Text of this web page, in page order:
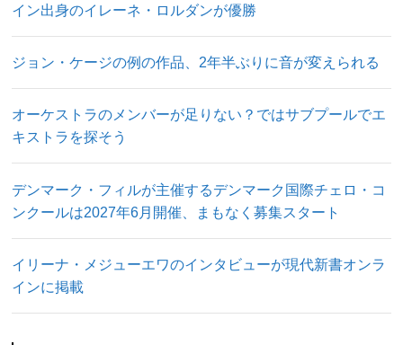
イン出身のイレーネ・ロルダンが優勝
ジョン・ケージの例の作品、2年半ぶりに音が変えられる
オーケストラのメンバーが足りない？ではサブプールでエ
キストラを探そう
デンマーク・フィルが主催するデンマーク国際チェロ・コ
ンクールは2027年6月開催、まもなく募集スタート
イリーナ・メジューエワのインタビューが現代新書オンラ
インに掲載